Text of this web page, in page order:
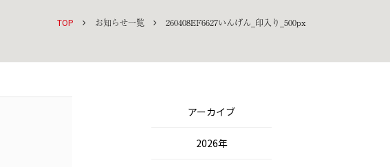
TOP お知らせ一覧 260408EF6627いんげん_印入り_500px
アーカイブ
2026年